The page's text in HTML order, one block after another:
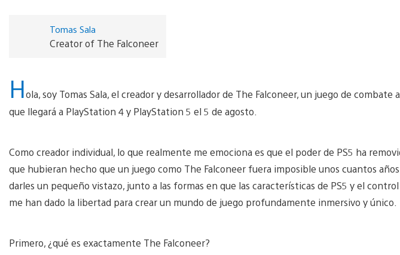
Tomas Sala
Creator of The Falconeer
Hola, soy Tomas Sala, el creador y desarrollador de The Falconeer, un juego de combate
que llegará a PlayStation 4 y PlayStation 5 el 5 de agosto.
Como creador individual, lo que realmente me emociona es que el poder de PS5 ha
que hubieran hecho que un juego como The Falconeer fuera imposible unos cuantos
darles un pequeño vistazo, junto a las formas en que las características de PS5 y el
me han dado la libertad para crear un mundo de juego profundamente inmersivo y único.
Primero, ¿qué es exactamente The Falconeer?